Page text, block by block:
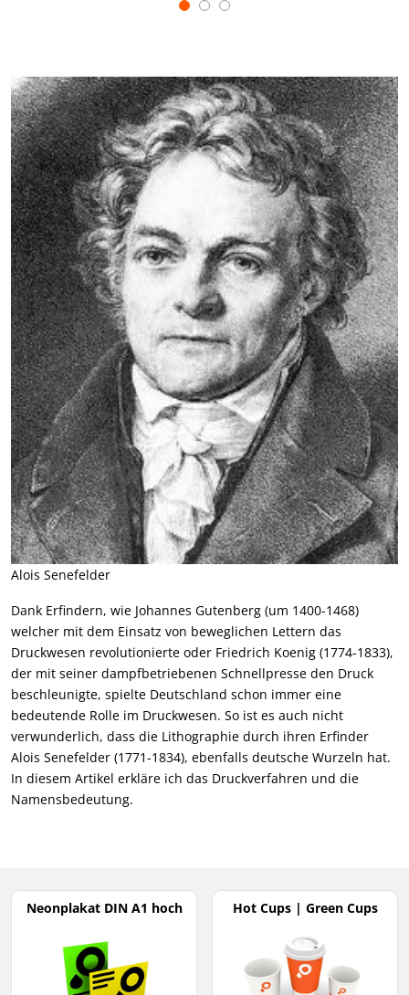
3
Alois Senefelder
Dank Erfindern, wie Johannes Gutenberg (um 1400-1468)
welcher mit dem Einsatz von beweglichen Lettern das
Druckwesen revolutionierte oder Friedrich Koenig (1774-1833),
der mit seiner dampfbetriebenen Schnellpresse den Druck
beschleunigte, spielte Deutschland schon immer eine
bedeutende Rolle im Druckwesen. So ist es auch nicht
verwunderlich, dass die Lithographie durch ihren Erfinder
Alois Senefelder (1771-1834), ebenfalls deutsche Wurzeln hat.
In diesem Artikel erkläre ich das Druckverfahren und die
Namensbedeutung.
Neonplakat DIN A1 hoch Hot Cups | Green Cups